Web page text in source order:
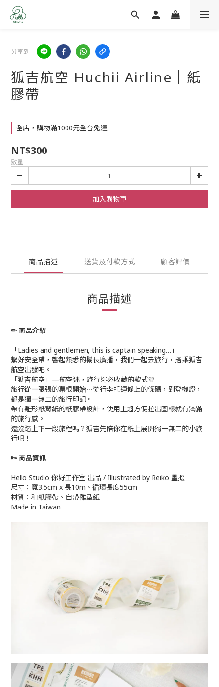
分享到
狐吉航空 Huchii Airline｜紙
膠帶
全店，購物滿1000元全台免運
NT$300
數量
加入購物車
商品描述 送貨及付款方式 顧客評價
商品描述
✏ 商品介紹
「Ladies and gentlemen, this is captain speaking…」
繫好安全帶，響起熟悉的機長廣播，我們一起去旅行，搭乘狐吉
航空出發吧。
「狐吉航空」—航空迷，旅行迷必收藏的款式💛
旅行從一張張的票根開始⋯從行李托運條上的條碼，到登機證，
都是獨一無二的旅行印記。
帶有離形紙背紙的紙膠帶設計，使用上超方便拉出圖樣就有滿滿
的旅行感。
還沒踏上下一段旅程嗎？狐吉先陪你在紙上展開獨一無二的小旅
行吧！
✄ 商品資訊
Hello Studio 你好工作室 出品 / Illustrated by Reiko 壘摳
尺寸：寬3.5cm x 長10m、循環長度55cm
材質：和紙膠帶、自帶離型紙
Made in Taiwan